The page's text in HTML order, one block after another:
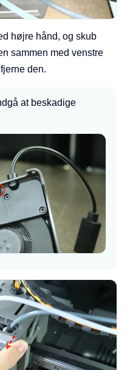
højre hånd, og skub
sammen med venstre
den.
at beskadige